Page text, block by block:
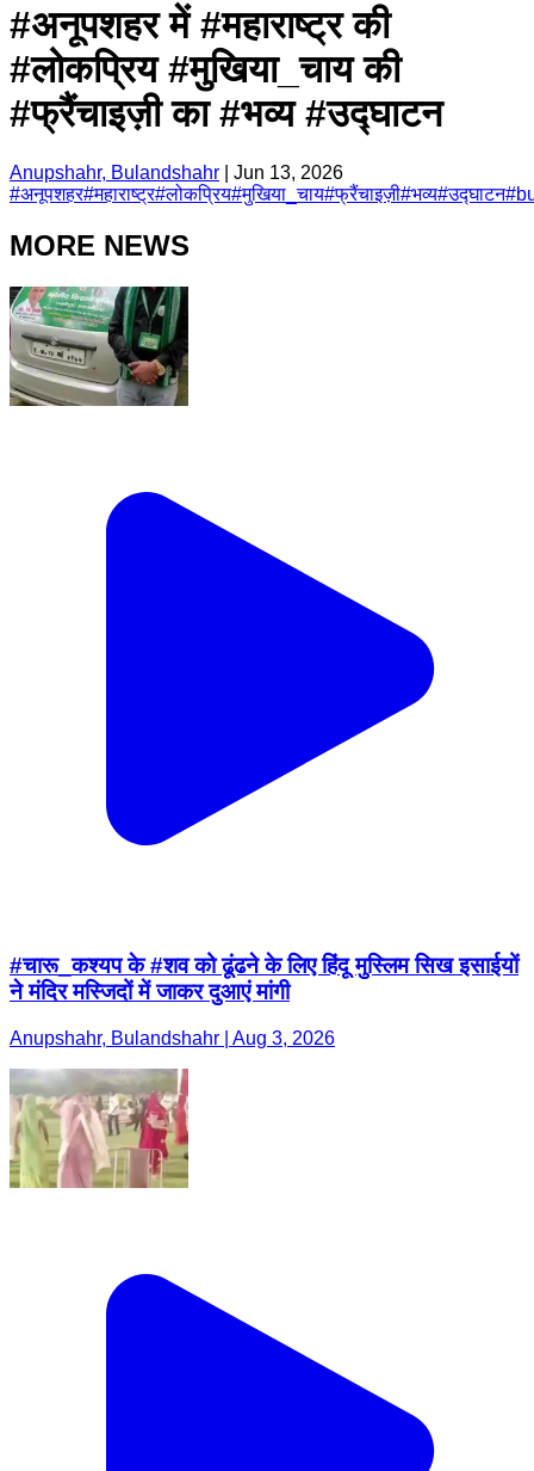
#अनूपशहर में #महाराष्ट्र की
#लोकप्रिय #मुखिया_चाय की
#फ्रैंचाइज़ी का #भव्य #उद्घाटन
Anupshahr, Bulandshahr
Jun 13, 2026
#अनूपशहर#महाराष्ट्र#लोकप्रिय#मुखिया_चाय#फ्रैंचाइज़ी#भव्य#उद्घाटन#
MORE NEWS
#चारू_कश्यप के #शव को ढूंढने के लिए हिंदू मुस्लिम सिख इसाईयों
ने मंदिर मस्जिदों में जाकर दुआएं मांगी
Anupshahr, Bulandshahr | Aug 3, 2026